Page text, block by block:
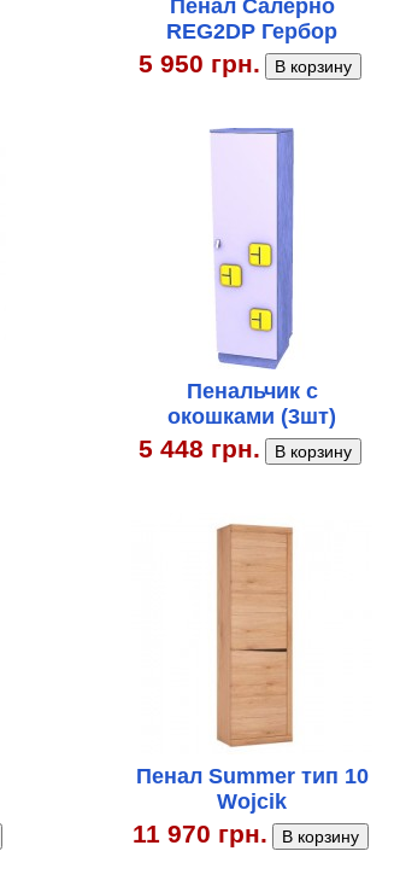
Пенал Салерно
REG2DP Гербор
5 950 грн.
Пенальчик с
окошками (3шт)
5 448 грн.
Пенал Summer тип 10
Wojcik
11 970 грн.